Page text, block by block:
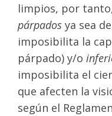
limpios, por
párpadosya sea
imposibilita la
párpado) y/o
imposibilita el
que afecten la
según el